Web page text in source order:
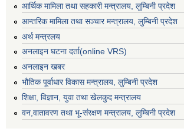
आर्थिक मामिला तथा सहकारी मन्त्रालय, लुम्बिनी प्रदेश
आन्तरिक मामिला तथा सञ्चार मन्त्रालय, लुम्बिनी प्रदेश
अर्थ मन्त्रलय
अनलाइन घटना दर्ता(online VRS)
अनलाइन खबर
भौतिक पूर्वाधार विकास मन्त्रालय, लुम्बिनी प्रदेश
शिक्षा, विज्ञान, युवा तथा खेलकुद मन्‍‍त्रालय
वन,वातावरण तथा भू-संरक्षण मन्त्रालय, लुम्बिनी प्रदेश